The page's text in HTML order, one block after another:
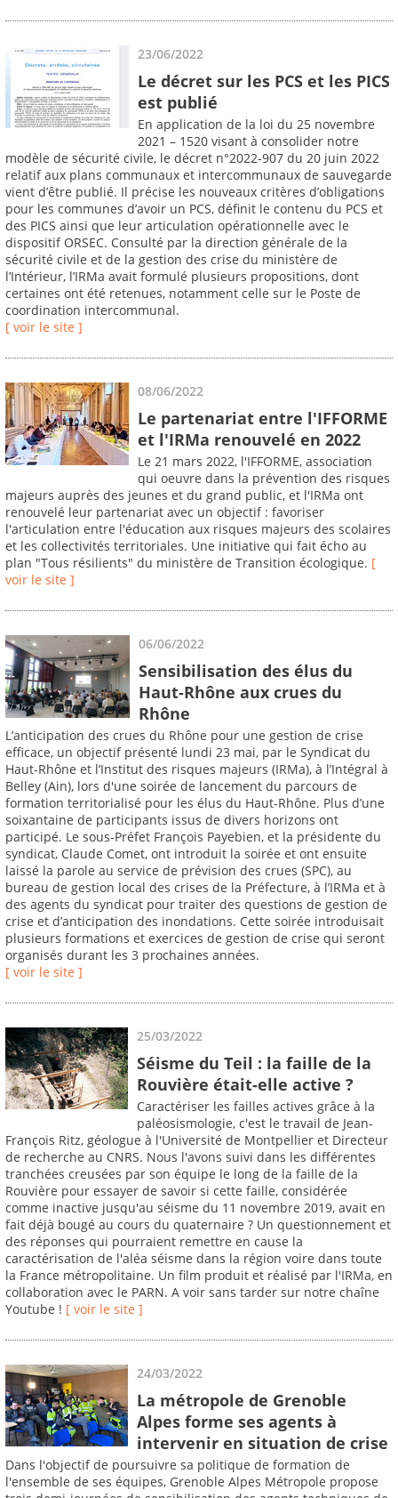
23/06/2022
Le décret sur les PCS et les PICS
est publié
En application de la loi du 25 novembre
2021 – 1520 visant à consolider notre
modèle de sécurité civile, le décret n°2022-907 du 20 juin 2022
relatif aux plans communaux et intercommunaux de sauvegarde
vient d’être publié. Il précise les nouveaux critères d’obligations
pour les communes d’avoir un PCS, définit le contenu du PCS et
des PICS ainsi que leur articulation opérationnelle avec le
dispositif ORSEC. Consulté par la direction générale de la
sécurité civile et de la gestion des crise du ministère de
l’Intérieur, l’IRMa avait formulé plusieurs propositions, dont
certaines ont été retenues, notamment celle sur le Poste de
coordination intercommunal.
[ voir le site ]
08/06/2022
Le partenariat entre l'IFFORME
et l'IRMa renouvelé en 2022
Le 21 mars 2022, l'IFFORME, association
qui oeuvre dans la prévention des risques
majeurs auprès des jeunes et du grand public, et l'IRMa ont
renouvelé leur partenariat avec un objectif : favoriser
l'articulation entre l'éducation aux risques majeurs des scolaires
et les collectivités territoriales. Une initiative qui fait écho au
plan "Tous résilients" du ministère de Transition écologique. [
voir le site ]
06/06/2022
Sensibilisation des élus du
Haut-Rhône aux crues du
Rhône
L’anticipation des crues du Rhône pour une gestion de crise
efficace, un objectif présenté lundi 23 mai, par le Syndicat du
Haut-Rhône et l’Institut des risques majeurs (IRMa), à l’Intégral à
Belley (Ain), lors d'une soirée de lancement du parcours de
formation territorialisé pour les élus du Haut-Rhône. Plus d’une
soixantaine de participants issus de divers horizons ont
participé. Le sous-Préfet François Payebien, et la présidente du
syndicat, Claude Comet, ont introduit la soirée et ont ensuite
laissé la parole au service de prévision des crues (SPC), au
bureau de gestion local des crises de la Préfecture, à l’IRMa et à
des agents du syndicat pour traiter des questions de gestion de
crise et d’anticipation des inondations. Cette soirée introduisait
plusieurs formations et exercices de gestion de crise qui seront
organisés durant les 3 prochaines années.
[ voir le site ]
25/03/2022
Séisme du Teil : la faille de la
Rouvière était-elle active ?
Caractériser les failles actives grâce à la
paléosismologie, c'est le travail de Jean-
François Ritz, géologue à l'Université de Montpellier et Directeur
de recherche au CNRS. Nous l'avons suivi dans les différentes
tranchées creusées par son équipe le long de la faille de la
Rouvière pour essayer de savoir si cette faille, considérée
comme inactive jusqu'au séisme du 11 novembre 2019, avait en
fait déjà bougé au cours du quaternaire ? Un questionnement et
des réponses qui pourraient remettre en cause la
caractérisation de l'aléa séisme dans la région voire dans toute
la France métropolitaine. Un film produit et réalisé par l'IRMa, en
collaboration avec le PARN. A voir sans tarder sur notre chaîne
Youtube ! [ voir le site ]
24/03/2022
La métropole de Grenoble
Alpes forme ses agents à
intervenir en situation de crise
Dans l'objectif de poursuivre sa politique de formation de
l'ensemble de ses équipes, Grenoble Alpes Métropole propose